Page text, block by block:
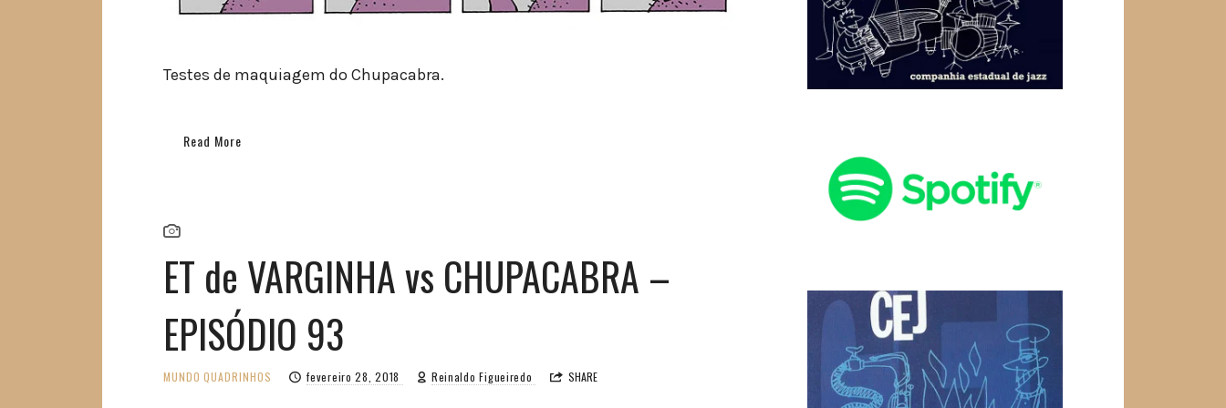
Testes de maquiagem do Chupacabra.
Read More
ET de VARGINHA vs CHUPACABRA –
EPISÓDIO 93
MUNDO QUADRINHOS fevereiro 28, 2018 Reinaldo Figueiredo SHARE